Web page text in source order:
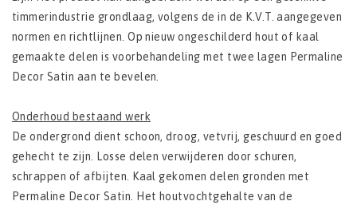
timmerindustrie grondlaag, volgens de in de K.V.T. aangegeven
normen en richtlijnen. Op nieuw ongeschilderd hout of kaal
gemaakte delen is voorbehandeling met twee lagen Permaline
Decor Satin aan te bevelen.
Onderhoud bestaand werk
De ondergrond dient schoon, droog, vetvrij, geschuurd en goed
gehecht te zijn. Losse delen verwijderen door schuren,
schrappen of afbijten. Kaal gekomen delen gronden met
Permaline Decor Satin. Het houtvochtgehalte van de